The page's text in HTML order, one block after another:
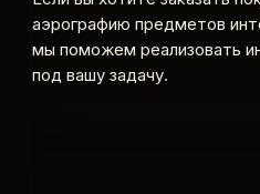
аэрографию предметов
мы поможем реализовать
под вашу задачу.